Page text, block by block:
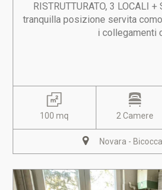
RISTRUTTURATO, 3 LOCALI
tranquilla posizione servita
i collegamenti
100 mq 2 Camere
Novara -